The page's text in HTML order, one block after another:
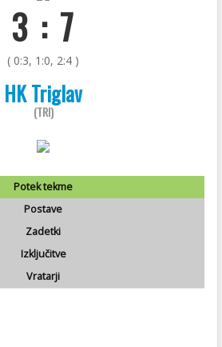
3 : 7
( 0:3, 1:0, 2:4 )
HK Triglav
(TRI)
Potek tekme
Postave
Zadetki
Izključitve
Vratarji